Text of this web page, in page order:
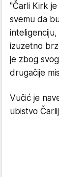
"Čarli Kirk
svemu da
izuzetno
je zbog
drugačije
Vučić je
ubistvo